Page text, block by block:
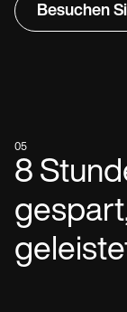
Besuchen
05
8